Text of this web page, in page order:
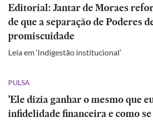
Editorial: Jantar de Moraes
de que a separação de Poderes
promiscuidade
Leia em ‘Indigestão institucional’
PULSA
'Ele dizia ganhar o mesmo que
infidelidade financeira e como